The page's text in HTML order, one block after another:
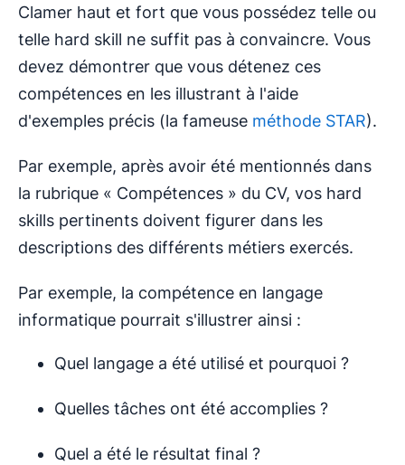
Clamer haut et fort que vous possédez telle ou
telle hard skill ne suffit pas à convaincre. Vous
devez démontrer que vous détenez ces
compétences en les illustrant à l'aide
d'exemples précis (la fameuse méthode STAR).
Par exemple, après avoir été mentionnés dans
la rubrique « Compétences » du CV, vos hard
skills pertinents doivent figurer dans les
descriptions des différents métiers exercés.
Par exemple, la compétence en langage
informatique pourrait s'illustrer ainsi :
Quel langage a été utilisé et pourquoi ?
Quelles tâches ont été accomplies ?
Quel a été le résultat final ?